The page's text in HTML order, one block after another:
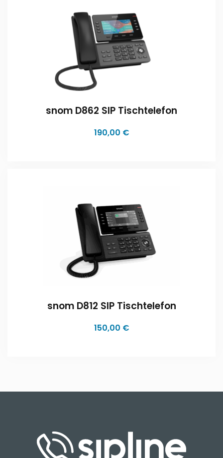
snom D862 SIP Tischtelefon
190,00 €
snom D812 SIP Tischtelefon
150,00 €